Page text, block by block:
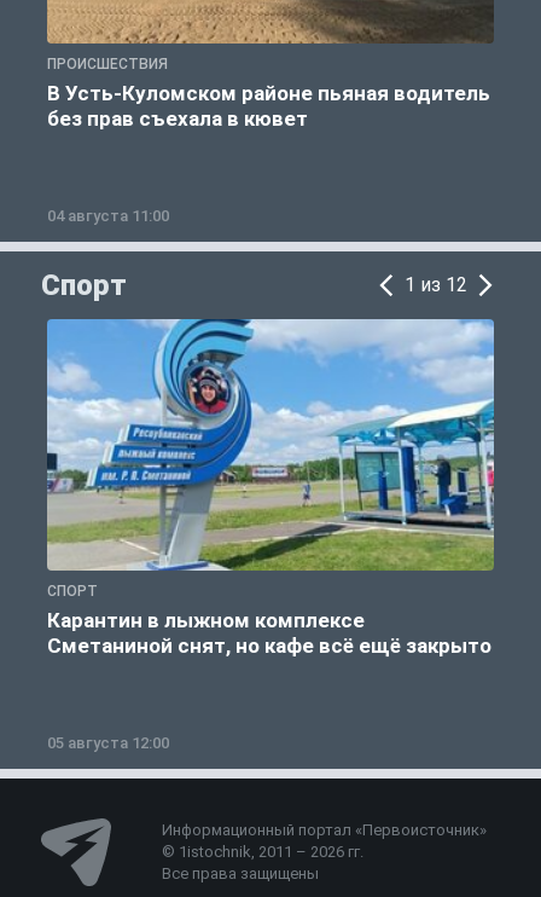
ПРОИСШЕСТВИЯ
В Усть-Куломском районе пьяная водитель
без прав съехала в кювет
04 августа 11:00
Спорт 1 из 12
СПОРТ
Карантин в лыжном комплексе
Сметаниной снят, но кафе всё ещё закрыто
05 августа 12:00
Информационный портал «Первоисточник»
© 1istochnik, 2011 – 2026 гг.
Все права защищены